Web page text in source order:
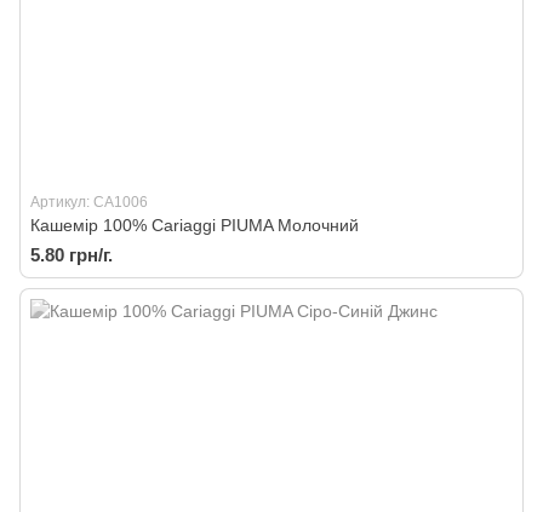
Артикул: CA1006
Кашемір 100% Cariaggi PIUMA Молочний
5.80 грн/г.